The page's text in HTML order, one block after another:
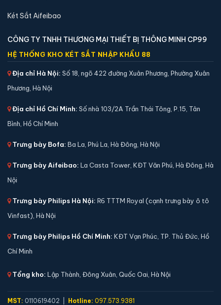
Két sắt mini Việt Tiệp K-COT-25D-H khoá cơ chính
hãng
📐 Kích thước:47 x 36 x 36 cm
⚖️ Trọng lượng:
🔒 Khoá:Khóa cơ
🛡️ Bảo hành:
Xem chi tiết →
Két Sắt Aifeibao
CÔNG TY TNHH THƯƠNG MẠI THIẾT BỊ THÔNG MINH CP99
HỆ THỐNG KHO KÉT SẮT NHẬP KHẨU 88
Địa chỉ Hà Nội: Số 18, ngõ 422 đường Xuân Phương, Phường Xuân
Phương, Hà Nội
Địa chỉ Hồ Chí Minh: Số nhà 103/2A Trần Thái Tông, P.15, Tân
Bình, Hồ Chí Minh
Trưng bày Bofa: Ba La, Phú La, Hà Đông, Hà Nội
Trưng bày Aifeibao: La Casta Tower, KĐT Văn Phú, Hà Đông, Hà
Nội
Trưng bày Philips Hà Nội: R6 TTTM Royal (cạnh trưng bày ô tô
Vinfast), Hà Nội
Trưng bày Philips Hồ Chí Minh: KĐT Vạn Phúc, TP. Thủ Đức, Hồ
Chí Minh
Tổng kho: Lập Thành, Đông Xuân, Quốc Oai, Hà Nội
MST: 0110619402 | Hotline: 097.573.9381